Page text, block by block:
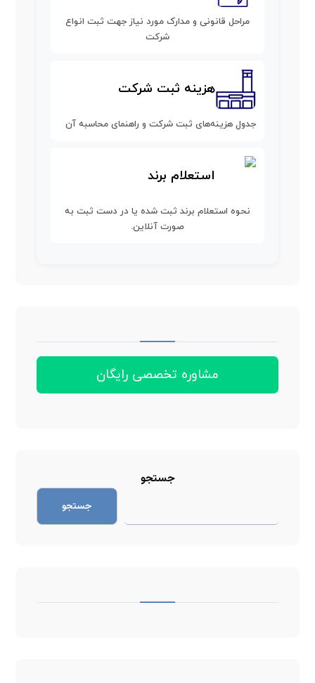
مراحل قانونی و مدارک مورد نیاز جهت ثبت انواع
شرکت
هزینه ثبت شرکت
جدول هزینه‌های ثبت شرکت و راهنمای محاسبه آن
استعلام برند
نحوه استعلام برند ثبت شده یا در دست ثبت به
صورت آنلاین.
مشاوره تخصصی رایگان
جستجو
جستجو